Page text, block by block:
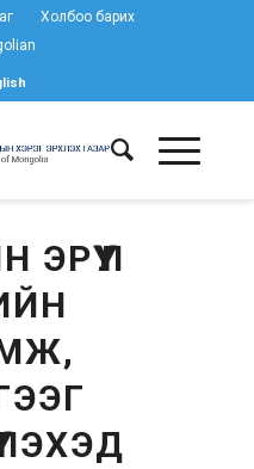
Холбоо барих